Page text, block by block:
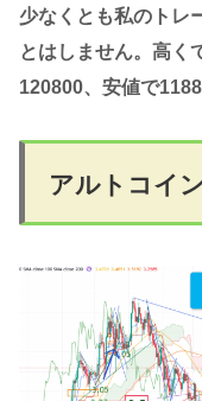
少なくとも私のトレ
とはしません。高く
120800、安値で
アルトコイ